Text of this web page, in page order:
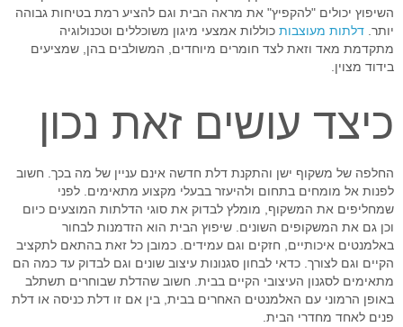
השיפוץ יכולים "להקפיץ" את מראה הבית וגם להציע רמת בטיחות גבוהה
יותר. דלתות מעוצבות כוללות אמצעי מיגון משוכללים וטכנולוגיה
מתקדמת מאד וזאת לצד חומרים מיוחדים, המשולבים בהן, שמציעים
בידוד מצוין.
כיצד עושים זאת נכון
החלפה של משקוף ישן והתקנת דלת חדשה אינם עניין של מה בכך. חשוב
לפנות אל מומחים בתחום ולהיעזר בבעלי מקצוע מתאימים. לפני
שמחליפים את המשקוף, מומלץ לבדוק את סוגי הדלתות המוצעים כיום
וכן גם את המשקופים השונים. שיפוץ הבית הוא הזדמנות לבחור
באלמנטים איכותיים, חזקים וגם עמידים. כמובן כל זאת בהתאם לתקציב
הקיים וגם לצורך. כדאי לבחון סגנונות עיצוב שונים וגם לבדוק עד כמה הם
מתאימים לסגנון העיצובי הקיים בבית. חשוב שהדלת שבוחרים תשתלב
באופן הרמוני עם האלמנטים האחרים בבית, בין אם זו דלת כניסה או דלת
פנים לאחד מחדרי הבית.